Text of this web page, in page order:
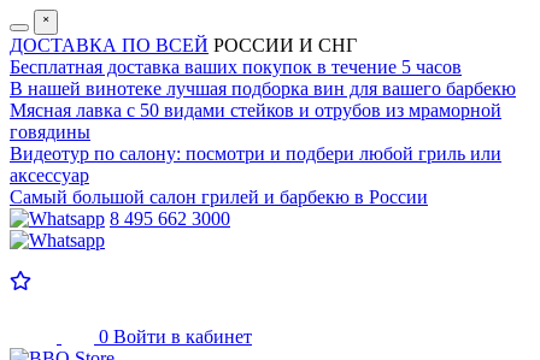
˟
ДОСТАВКА ПО ВСЕЙ РОССИИ И СНГ
Бесплатная доставка ваших покупок в течение 5 часов
В нашей винотеке лучшая подборка вин для вашего барбекю
Мясная лавка с 50 видами стейков и отрубов из мраморной
говядины
Видеотур по салону: посмотри и подбери любой гриль или
аксессуар
Самый большой салон грилей и барбекю в России
8 495 662 3000
0 Войти в кабинет